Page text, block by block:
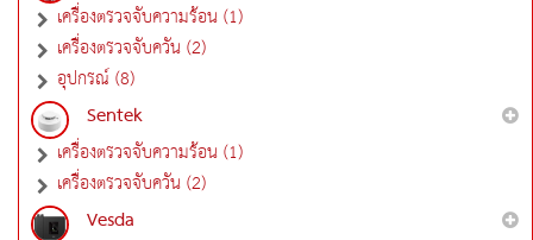
เครื่องตรวจจับความร้อน (1)
เครื่องตรวจจับควัน (2)
อุปกรณ์ (8)
Sentek
เครื่องตรวจจับความร้อน (1)
เครื่องตรวจจับควัน (2)
Vesda